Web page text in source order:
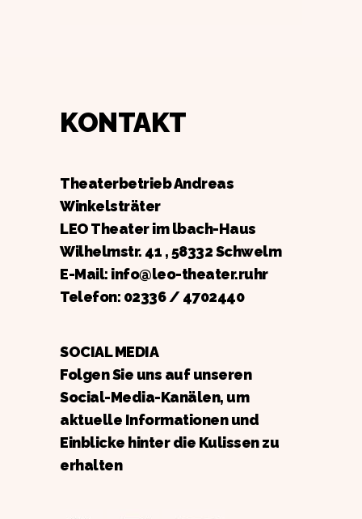
KONTAKT
Theaterbetrieb Andreas
Winkelsträter
LEO Theater im lbach-Haus
Wilhelmstr. 41 , 58332 Schwelm
E-Mail: info@leo-theater.ruhr
Telefon: 02336 / 4702440
SOCIAL MEDIA
Folgen Sie uns auf unseren
Social-Media-Kanälen, um
aktuelle Informationen und
Einblicke hinter die Kulissen zu
erhalten